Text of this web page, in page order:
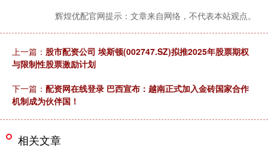
辉煌优配官网提示：文章来自网络，不代表本站观点。
上一篇： 股市配资公司 埃斯顿(002747.SZ)拟推2025年股票期权
与限制性股票激励计划
下一篇： 配资网在线登录 巴西宣布：越南正式加入金砖国家合作
机制成为伙伴国！
相关文章